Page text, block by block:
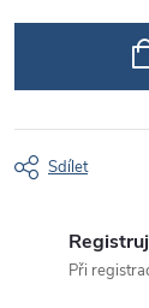
Sdílet
Při